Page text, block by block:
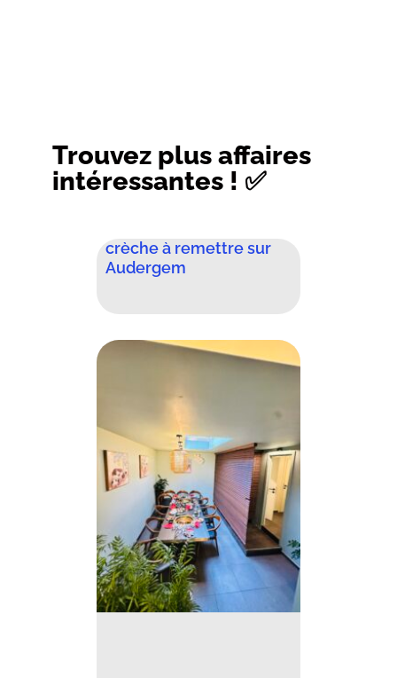
Trouvez plus affaires
intéressantes ! ✅
crèche à remettre sur
Audergem